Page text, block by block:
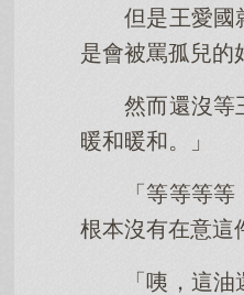
但是王愛國
是會被罵孤兒的
然而還沒等
暖和暖和。」
「等等等
根本沒有在意這
「咦，這